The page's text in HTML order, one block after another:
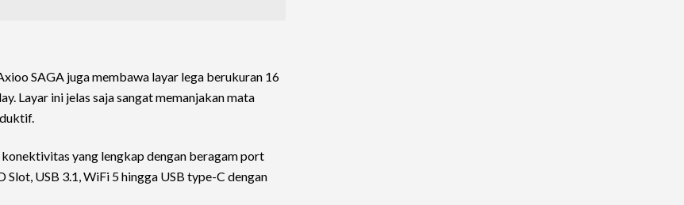
SAGA juga membawa layar lega berukuran 16
Layar ini jelas saja sangat memanjakan mata
yang lengkap dengan beragam port
USB 3.1, WiFi 5 hingga USB type-C dengan